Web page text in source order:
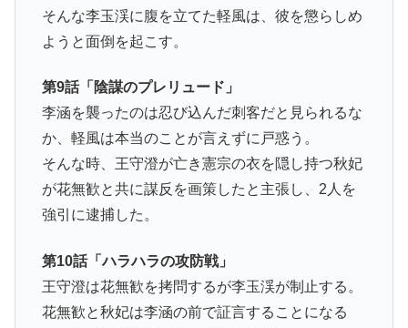
そんな李玉渓に腹を立てた軽風は、彼を懲らしめ
ようと面倒を起こす。
第9話「陰謀のプレリュード」
李涵を襲ったのは忍び込んだ刺客だと見られるな
か、軽風は本当のことが言えずに戸惑う。
そんな時、王守澄が亡き憲宗の衣を隠し持つ秋妃
が花無歓と共に謀反を画策したと主張し、2人を
強引に逮捕した。
第10話「ハラハラの攻防戦」
王守澄は花無歓を拷問するが李玉渓が制止する。
花無歓と秋妃は李涵の前で証言することになる